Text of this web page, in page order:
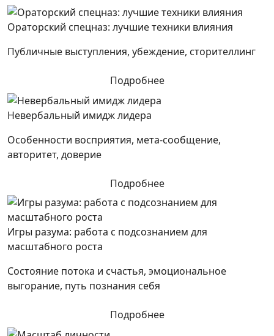
Ораторский спецназ: лучшие техники влияния
Публичные выступления, убеждение, сторителлинг
Подробнее
Невербальный имидж лидера
Особенности восприятия, мета-сообщение,
авторитет, доверие
Подробнее
Игры разума: работа с подсознанием для
масштабного роста
Состояние потока и счастья, эмоциональное
выгорание, путь познания себя
Подробнее